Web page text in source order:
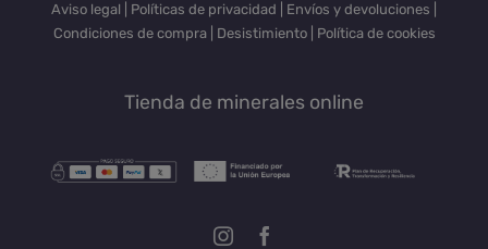
Aviso legal
Políticas de privacidad Envíos y devoluciones
Condiciones de compra| Desistimiento| Política de cookies
Tienda de minerales online
Instagram